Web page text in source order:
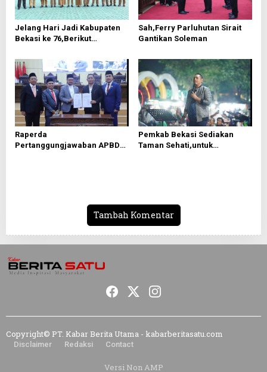
o
s
Jelang Hari Jadi Kabupaten
Bekasi ke 76,Berikut
Sah,Ferry Parluhutan Sirait
Gantikan Soleman
Raperda
Pertanggungjawaban APBD
Pemkab Bekasi Sediakan
Taman Sehati,untuk
Tambah Komentar
Copyright© PT. Kabar Berita Utama - kabarberitasatu.com
Disclaimer Redaksi Contact
Versi Non AMP